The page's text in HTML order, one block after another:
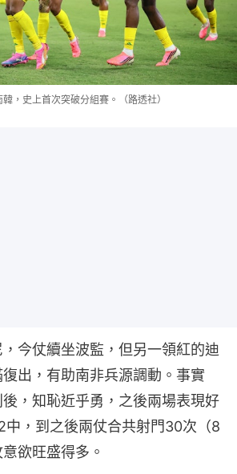
，史上首次突破分組賽。（路透社）
今仗續坐波監，但另一領紅的迪
出，有助南非兵源調動。事實
後，知恥近乎勇，之後兩場表現好
中，到之後兩仗合共射門30次（8
欲旺盛得多。